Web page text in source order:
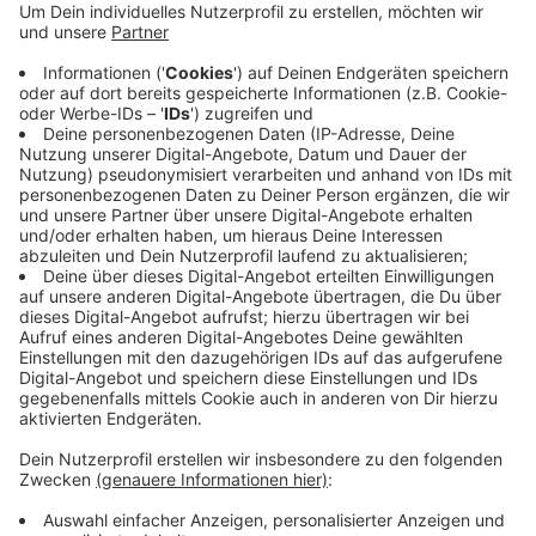
solche Prämien in Aussicht gestellt hat.
Fehleinschätzung gewesen. Vorwerk bittet um
Entschuldigung, man werde den Vorgang intern
lückenlos aufklären. Der Vertrieb werde immer an
die aktuelle Lage angepasst. Das Wohlergehen der
Kunden und Mitarbeiter stehe an erster Stelle.
Veröffentlicht:Donnerstag, 26.03.2020 09:42
Anzeige
Anzeige